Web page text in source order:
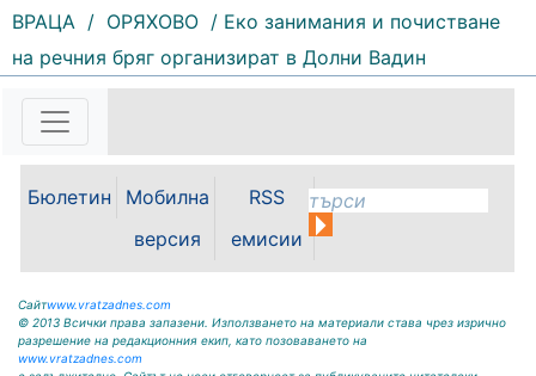
61 | 2026-08-10 09:25:46
издание на Младежкия събор
„Среща на три поколения“.
Събитието събра стотици местни
жители, гости от цялата страна и
туристи, избрали да лагеруват на
палатки под звездите, за...
ВРАЦА / ОРЯХОВО / Еко занимания и почистване
на речния бряг организират в Долни Вадин
Бюлетин
Мобилна
версия
RSS
емисии
Сайтwww.vratzadnes.com
© 2013 Всички права запазени. Използването на материали става чрез изрично
разрешение на редакционния екип, като позоваването на
www.vratzadnes.com